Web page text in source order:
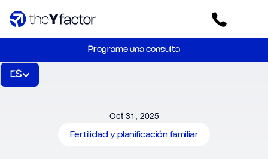
Programe una consulta
ES
Oct 31, 2025
Fertilidad y planificación familiar